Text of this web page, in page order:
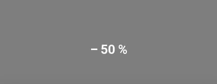
– 50 %